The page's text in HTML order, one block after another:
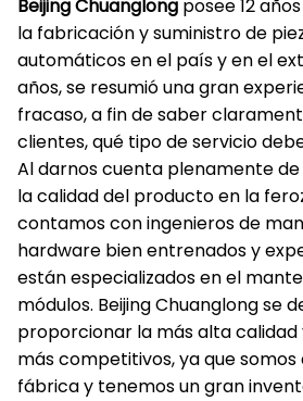
Beijing Chuanglong posee 12
la fabricación y suministro de
automáticos en el país y en el
años, se resumió una gran
fracaso, a fin de saber
clientes, qué tipo de servicio
Al darnos cuenta plenamente
la calidad del producto en la
contamos con ingenieros de
hardware bien entrenados y
están especializados en el
módulos. Beijing Chuanglong se
proporcionar la más alta
más competitivos, ya que
fábrica y tenemos un gran